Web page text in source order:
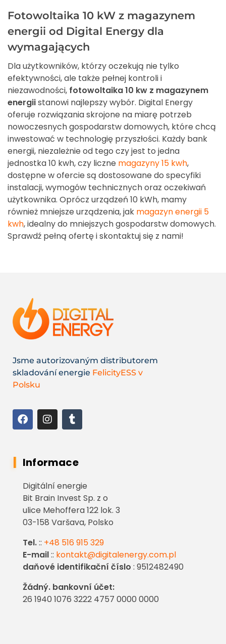
Fotowoltaika 10 kW z magazynem
energii od Digital Energy dla
wymagających
Dla użytkowników, którzy oczekują nie tylko
efektywności, ale także pełnej kontroli i
niezawodności, fotowoltaika 10 kw z magazynem
energiistanowi najlepszy wybór. Digital Energy
oferuje rozwiązania skrojone na miarę potrzeb
nowoczesnych gospodarstw domowych, które chcą
inwestować w technologię przyszłości. Każdy bank
energii, niezależnie od tego czy jest to jedna
jednostka 10 kwh, czy liczne magazyny 15 kwh,
dostępne w ofercie są dostosowane do specyfiki
instalacji, wymogów technicznych oraz oczekiwań
użytkownika. Oprócz urządzeń 10 kWh, mamy
również mniejsze urządzenia, jak magazyn energii 5
kwh, idealny do mniejszych gospodarstw domowych.
Sprawdź pełną ofertę i skontaktuj się z nami!
Jsme autorizovaným distributorem
skladování energie FelicityESS v
Polsku
Informace
Digitální energie
Bit Brain Invest Sp. z o
ulice Mehoffera 122 lok. 3
03-158 Varšava, Polsko
Tel.:: +48 516 915 329
E-mail:: kontakt@digitalenergy.com.pl
daňové identifikační číslo : 9512482490
Žádný. bankovní účet:
26 1940 1076 3222 4757 0000 0000